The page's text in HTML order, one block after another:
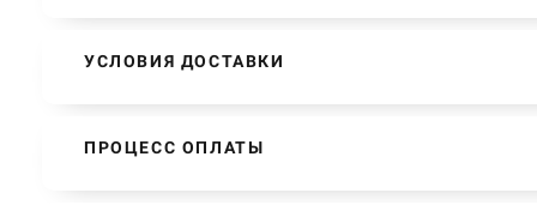
УСЛОВИЯ ДОСТАВКИ
ПРОЦЕСС ОПЛАТЫ